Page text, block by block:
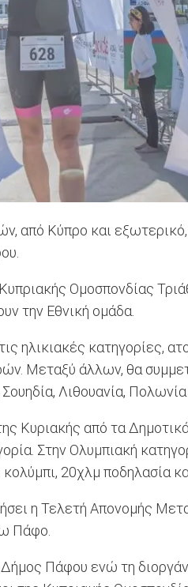
από Κύπρο και
Ομοσπονδίας
την Εθνική ομάδα.
ηλικιακές κατηγορίες,
Μεταξύ άλλων, θα
Λιθουανία,
Κυριακής από τα
Στην Ολυμπιακή
20χλμ ποδηλασία
η Τελετή Απονομής
Πάφο.
Πάφου ενώ τη